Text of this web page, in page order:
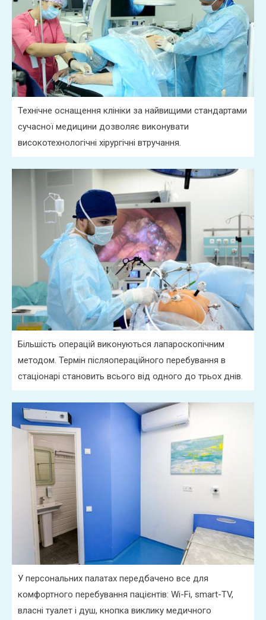
Технічне оснащення клініки за найвищими стандартами
сучасної медицини дозволяє виконувати
високотехнологічні хірургічні втручання.
Більшість операцій виконуються лапароскопічним
методом. Термін післяопераційного перебування в
стаціонарі становить всього від одного до трьох днів.
У персональних палатах передбачено все для
комфортного перебування пацієнтів: Wi-Fi, smart-TV,
власні туалет і душ, кнопка виклику медичного